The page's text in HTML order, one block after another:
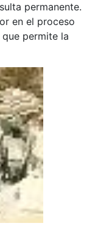
permanente.
en el proceso
permite la